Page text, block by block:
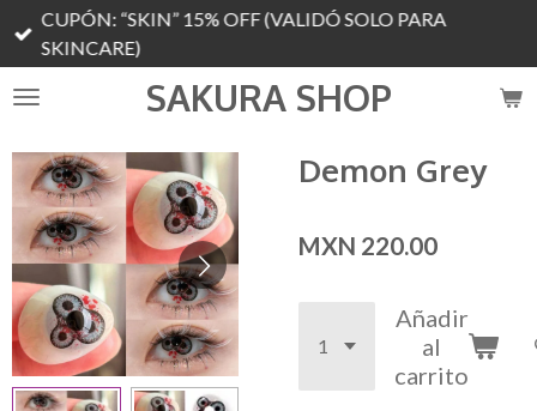
principal
SAKURA SHOP
CUPÓN: “SKIN” 15% OFF (VALIDÓ SOLO PARA
SKINCARE)
Demon Grey
MXN 220.00
Añadir
al
carrito